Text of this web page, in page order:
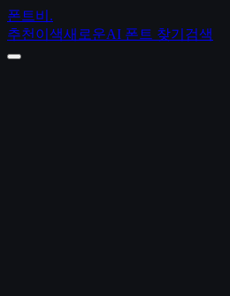
폰트비 .
추천 이색새로운AI 폰트 찾기 검색